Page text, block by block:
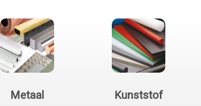
Metaal Kunststof